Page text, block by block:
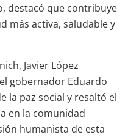
destacó que contribuye
más activa, saludable y
Javier López
gobernador Eduardo
la paz social y resaltó el
en la comunidad
humanista de esta